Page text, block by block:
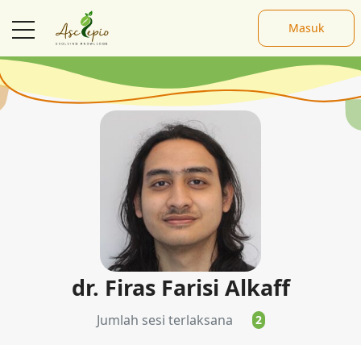
Masuk
dr. Firas Farisi Alkaff
Jumlah sesi terlaksana 2